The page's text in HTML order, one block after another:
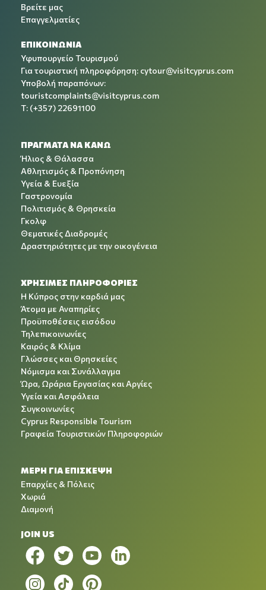
Βρείτε μας
Επαγγελματίες
ΕΠΙΚΟΙΝΩΝΙΑ
Υφυπουργείο Τουρισμού
Για τουριστική πληροφόρηση: cytour@visitcyprus.com
Υποβολή παραπόνων:
touristcomplaints@visitcyprus.com
T: (+357) 22691100
ΠΡΑΓΜΑΤΑ ΝΑ ΚΑΝΩ
Ήλιος & Θάλασσα
Αθλητισμός & Προπόνηση
Υγεία & Ευεξία
Γαστρονομία
Πολιτισμός & Θρησκεία
Γκολφ
Θεματικές Διαδρομές
Δραστηριότητες με την οικογένεια
ΧΡΉΣΙΜΕΣ ΠΛΗΡΟΦΟΡΊΕΣ
Η Κύπρος στην καρδιά μας
Άτομα με Αναπηρίες
Προϋποθέσεις εισόδου
Τηλεπικοινωνίες
Καιρός & Κλίμα
Γλώσσες και Θρησκείες
Νόμισμα και Συνάλλαγμα
Ώρα, Ωράρια Εργασίας και Αργίες
Υγεία και Ασφάλεια
Συγκοινωνίες
Cyprus Responsible Tourism
Γραφεία Τουριστικών Πληροφοριών
ΜΕΡΗ ΓΙΑ ΕΠΙΣΚΕΨΗ
Επαρχίες & Πόλεις
Χωριά
Διαμονή
JOIN US